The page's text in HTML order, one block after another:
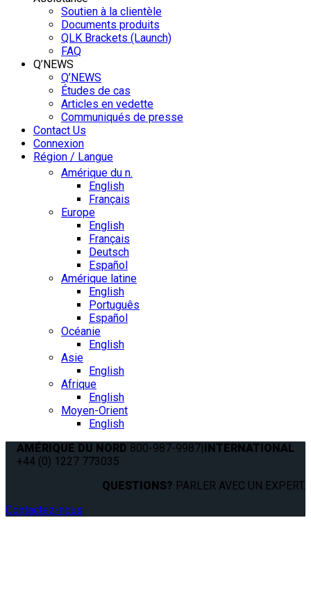
Soutien à la clientèle
Documents produits
QLK Brackets (Launch)
FAQ
Q’NEWS
Q’NEWS
Études de cas
Articles en vedette
Communiqués de presse
Contact Us
Connexion
Région / Langue
Amérique du n.
English
Français
Europe
English
Français
Deutsch
Español
Amérique latine
English
Português
Español
Océanie
English
Asie
English
Afrique
English
Moyen-Orient
English
AMÉRIQUE DU NORD 800-987-9987|INTERNATIONAL
+44 (0) 1227 773035
QUESTIONS? PARLER AVEC UN EXPERT.
Contactez-nous